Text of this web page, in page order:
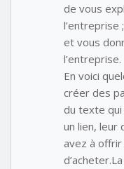
de vous
l’entreprise
et vous
l’entreprise.
En voici
créer des
du texte
un lien, leur
avez à offrir